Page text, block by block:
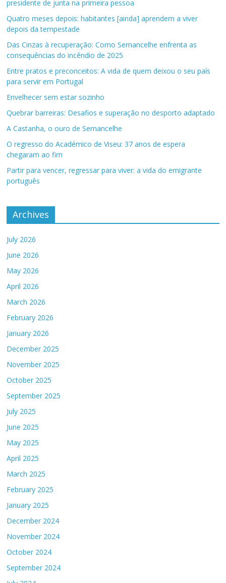
presidente de junta na primeira pessoa
Quatro meses depois: habitantes [ainda] aprendem a viver
depois da tempestade
Das Cinzas à recuperação: Como Sernancelhe enfrenta as
consequências do incêndio de 2025
Entre pratos e preconceitos: A vida de quem deixou o seu país
para servir em Portugal
Envelhecer sem estar sozinho
Quebrar barreiras: Desafios e superação no desporto adaptado
A Castanha, o ouro de Sernancelhe
O regresso do Académico de Viseu: 37 anos de espera
chegaram ao fim
Partir para vencer, regressar para viver: a vida do emigrante
português
Archives
July 2026
June 2026
May 2026
April 2026
March 2026
February 2026
January 2026
December 2025
November 2025
October 2025
September 2025
July 2025
June 2025
May 2025
April 2025
March 2025
February 2025
January 2025
December 2024
November 2024
October 2024
September 2024